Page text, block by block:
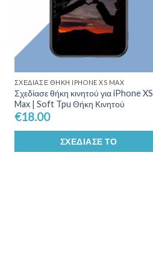
ΣΧΕΔΊΑΣΕ ΘΉΚΗ IPHONE XS MAX
Σχεδίασε θήκη κινητού για iPhone XS
Max | Soft Tpu Θήκη Κινητού
€18.00
ΣΧΕΔΊΑΣΕ ΤΟ